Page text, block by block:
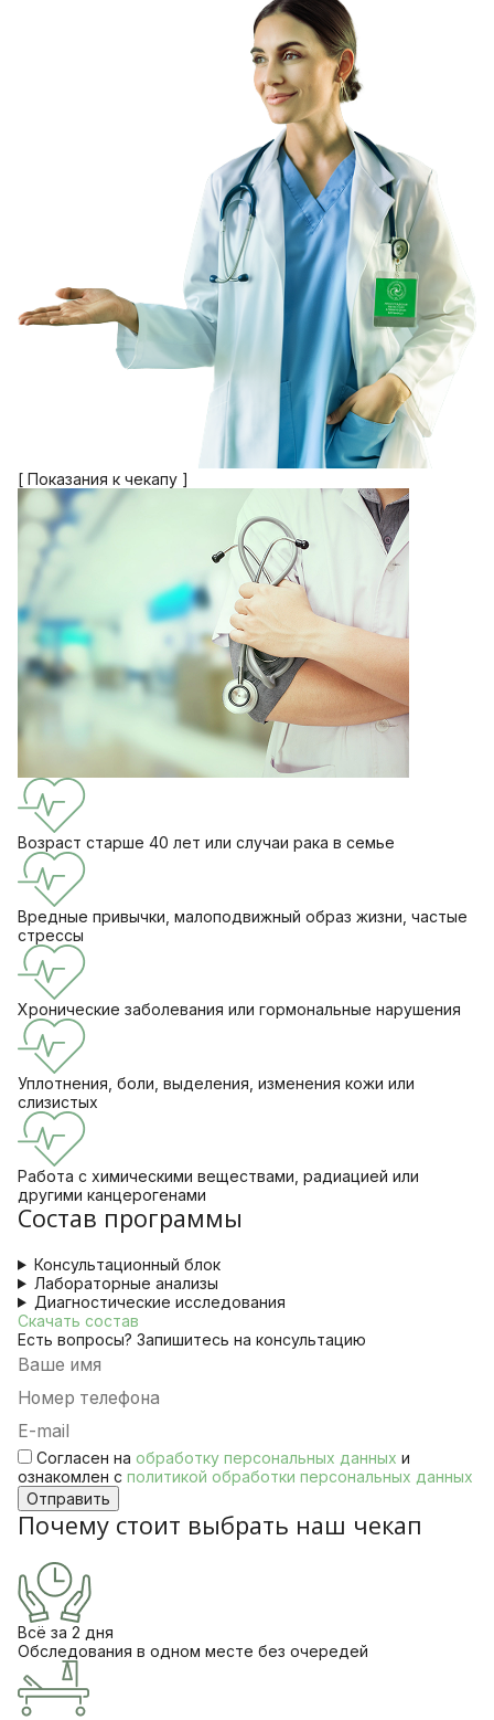
[ Показания к чекапу ]
Возраст старше 40 лет или случаи рака в семье
Вредные привычки, малоподвижный образ жизни, частые
стрессы
Хронические заболевания или гормональные нарушения
Уплотнения, боли, выделения, изменения кожи или
слизистых
Работа с химическими веществами, радиацией или
другими канцерогенами
Состав программы
Консультационный блок
Лабораторные анализы
Диагностические исследования
Скачать состав
Есть вопросы? Запишитесь на консультацию
Согласен на обработку персональных данных и
ознакомлен с политикой обработки персональных данных
Отправить
Почему стоит выбрать наш чекап
Всё за 2 дня
Обследования в одном месте без очередей